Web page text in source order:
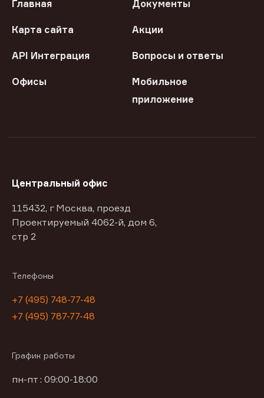
Главная Документы
Карта сайта Акции
API Интеграция Вопросы и ответы
Офисы
Мобильное
приложение
Центральный офис
115432, г Москва, проезд
Проектируемый 4062-й, дом 6,
стр 2
Телефоны
+7 (495) 748-77-48
+7 (495) 787-77-48
График работы
пн-пт : 09:00-18:00